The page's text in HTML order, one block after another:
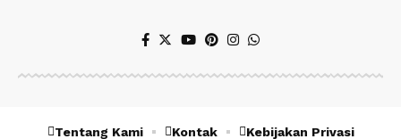
Tentang Kami Kontak Kebijakan Privasi